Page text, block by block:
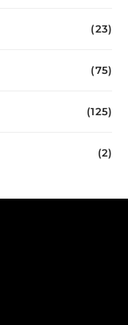
(23)
(75)
(125)
(2)